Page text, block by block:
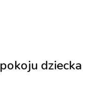
dziecka